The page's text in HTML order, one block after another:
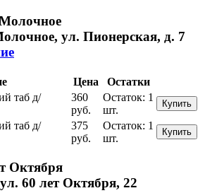
ул. Пионерская, д. 7
Цена
Остатки
таб д/
360
руб.
Остаток: 1
шт.
Купить
таб д/
375
руб.
Остаток: 1
шт.
Купить
Октября
60 лет Октября, 22